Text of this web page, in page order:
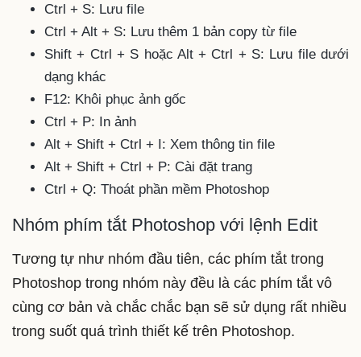
Ctrl + S: Lưu file
Ctrl + Alt + S: Lưu thêm 1 bản copy từ file
Shift + Ctrl + S hoặc Alt + Ctrl + S: Lưu file dưới
dạng khác
F12: Khôi phục ảnh gốc
Ctrl + P: In ảnh
Alt + Shift + Ctrl + I: Xem thông tin file
Alt + Shift + Ctrl + P: Cài đặt trang
Ctrl + Q: Thoát phần mềm Photoshop
Nhóm phím tắt Photoshop với lệnh Edit
Tương tự như nhóm đầu tiên, các phím tắt trong
Photoshop trong nhóm này đều là các phím tắt vô
cùng cơ bản và chắc chắc bạn sẽ sử dụng rất nhiều
trong suốt quá trình thiết kế trên Photoshop.